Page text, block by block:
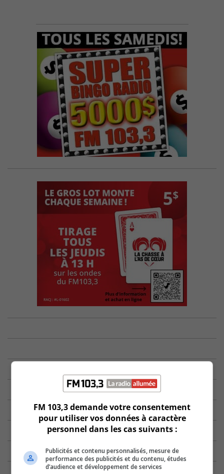
FM 103,3 demande votre consentement
pour utiliser vos données à caractère
personnel dans les cas suivants :
Publicités et contenu personnalisés, mesure de
performance des publicités et du contenu, études
d’audience et développement de services